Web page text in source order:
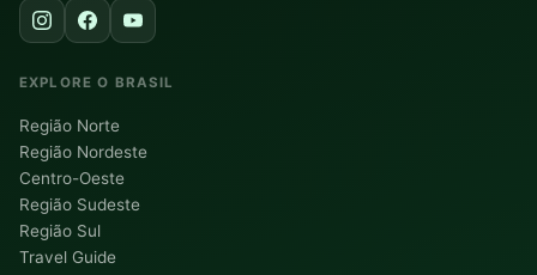
EXPLORE O BRASIL
Região Norte
Região Nordeste
Centro-Oeste
Região Sudeste
Região Sul
Travel Guide